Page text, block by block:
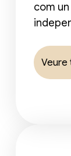
com
Veure